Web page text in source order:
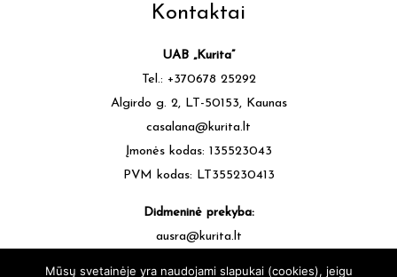
Kontaktai
UAB „Kurita”
Tel.: +370678 25292
Algirdo g. 2, LT-50153, Kaunas
casalana@kurita.lt
Įmonės kodas: 135523043
PVM kodas: LT355230413
Didmeninė prekyba:
ausra@kurita.lt
Mūsų svetainėje yra naudojami slapukai (cookies), jeigu